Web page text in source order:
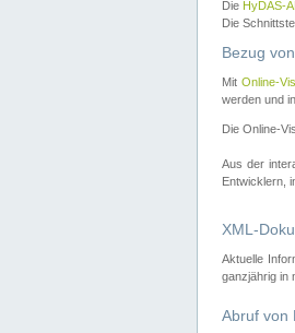
Die HyDAS-
Die
Bezug
MitOnline-
werden und
Die Online-
Aus der
Entwicklern,
XML-
Aktuelle
ganzjährig in
Abruf von